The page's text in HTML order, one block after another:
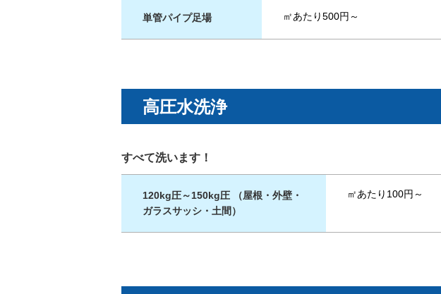
単管パイプ足場 ㎡あたり500円～
高圧水洗浄
すべて洗います！
120kg圧～150kg圧 （屋根・外壁・
ガラスサッシ・土間）
㎡あたり100円～